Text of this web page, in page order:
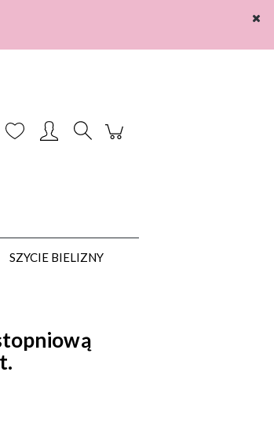
SZYCIE BIELIZNY